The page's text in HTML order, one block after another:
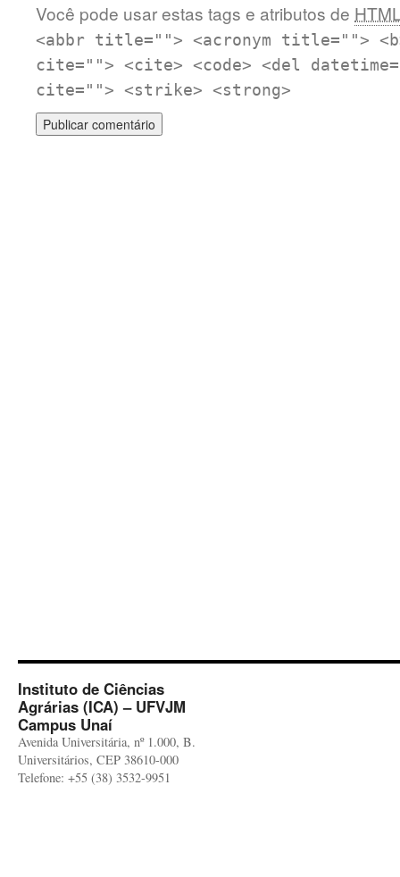
Você pode usar estas tags e atributos de
<abbr title=""> <acronym title="">
cite=""> <cite> <code> <del
cite=""> <strike> <strong>
Instituto de Ciências
Agrárias (ICA) – UFVJM
Campus Unaí
Avenida Universitária, nº 1.000, B.
Universitários, CEP 38610-000
Telefone: +55 (38) 3532-9951